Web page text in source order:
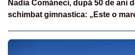
Nadia Comăneci, după 50 de ani
schimbat gimnastica: „Este o